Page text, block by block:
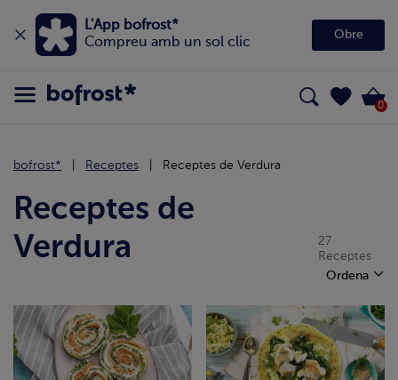
L'App bofrost*
Compreu amb un sol clic
Obre
0
bofrost* Receptes Receptes de Verdura
Receptes de
Verdura
27
Receptes
Ordena